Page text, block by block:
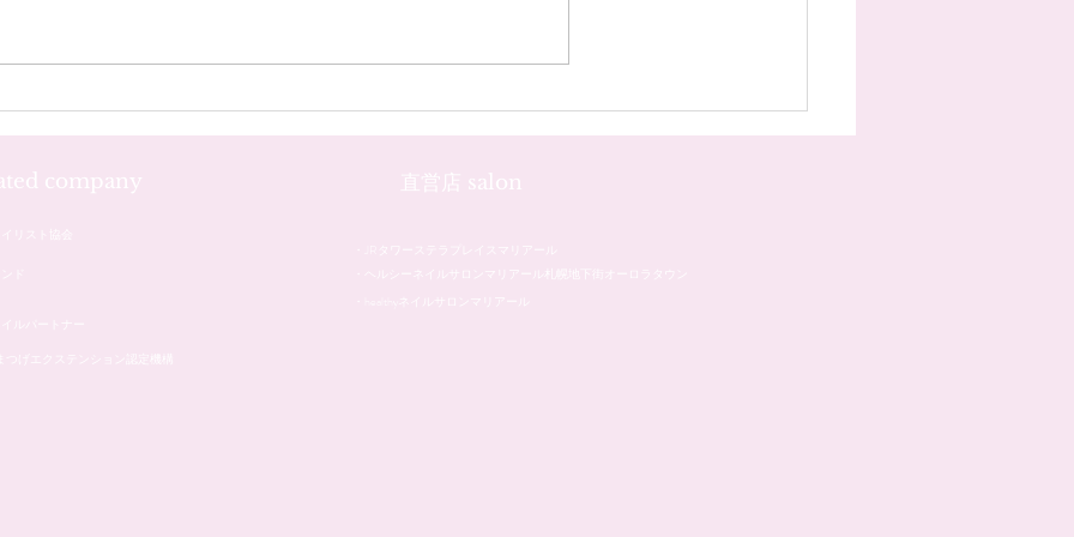
お客様のネイル☆˚✧* お客様のネイル☆˚✧*
company
リスト協会
直営店 salon
ルパートナー
つげエクステンション認定機構